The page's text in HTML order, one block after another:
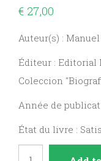
€ 27,00
Auteur(s) :
Éditeur : Editorial
Coleccion
Année de
État du livre :